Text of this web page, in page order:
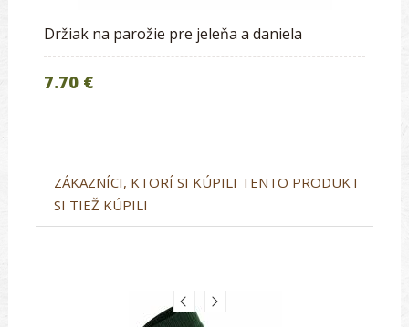
Držiak na parožie pre jeleňa a daniela
7.70 €
ZÁKAZNÍCI, KTORÍ SI KÚPILI TENTO PRODUKT
SI TIEŽ KÚPILI